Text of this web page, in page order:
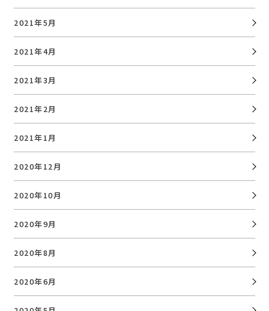
2021年5月
2021年4月
2021年3月
2021年2月
2021年1月
2020年12月
2020年10月
2020年9月
2020年8月
2020年6月